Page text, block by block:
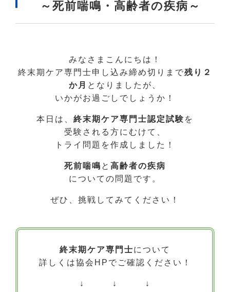
～死前喘鳴・高齢者の疾病～
みなさまこんにちは！
終末期ケア専門士申し込み締め切りまで残り２
か月 となりましたが、
いかがお過ごしでしょうか！
本日は、 終末期ケア専門士認定試験 を
受験される方にむけて、
トライ問題を作成しました！
死前喘鳴 と 高齢者の疾病
についての問題です。
ぜひ、挑戦してみてください！
終末期ケア専門士について
詳しくは協会HPでご確認ください！
↓ ↓ ↓